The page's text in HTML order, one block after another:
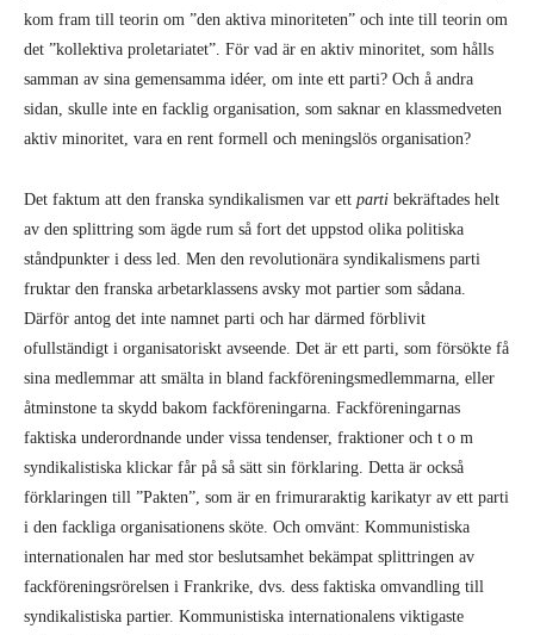
kom fram till teorin om ”den aktiva minoriteten” och inte till teorin om
det ”kollektiva proletariatet”. För vad är en aktiv minoritet, som hålls
samman av sina gemensamma idéer, om inte ett parti? Och å andra
sidan, skulle inte en facklig organisation, som saknar en klassmedveten
aktiv minoritet, vara en rent formell och meningslös organisation?
Det faktum att den franska syndikalismen var ett parti bekräftades helt
av den splittring som ägde rum så fort det uppstod olika politiska
ståndpunkter i dess led. Men den revolutionära syndikalismens parti
fruktar den franska arbetarklassens avsky mot partier som sådana.
Därför antog det inte namnet parti och har därmed förblivit
ofullständigt i organisatoriskt avseende. Det är ett parti, som försökte få
sina medlemmar att smälta in bland fackföreningsmed­lem­marna, eller
åtminstone ta skydd bakom fackföreningarna. Fackföreningarnas
faktiska under­ordnande under vissa tendenser, fraktioner och t o m
syndikalistiska klickar får på så sätt sin förklaring. Detta är också
förklaringen till ”Pakten”, som är en frimuraraktig karikatyr av ett parti
i den fackliga organisationens sköte. Och omvänt: Kommunistiska
inter­nationalen har med stor beslutsamhet bekämpat splittringen av
fackföreningsrörelsen i Frankrike, dvs. dess faktiska omvandling till
syndikalistiska partier. Kommunistiska internationalens viktigaste